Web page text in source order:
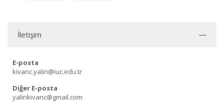
İletişim
E-posta
kivanc.yalin@iuc.edu.tr
Diğer E-posta
yalinkivanc@gmail.com